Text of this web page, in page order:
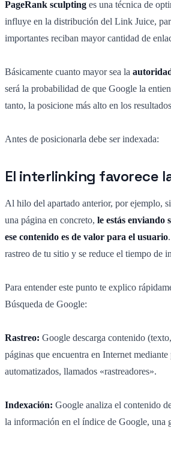
PageRank sculpting es una técnica de
influye en la distribución del Link Juice,
importantes reciban mayor cantidad de
Básicamente cuanto mayor sea la
será la probabilidad de que Google la
tanto, la posicione más alto en los
Antes de posicionarla debe ser indexada:
El interlinking favorece
Al hilo del apartado anterior, por ejemplo,
una página en concreto, le estás enviando
ese contenido es de valor para el usuario
rastreo de tu sitio y se reduce el tiempo de
Para entender este punto te explico
Búsqueda de Google:
Rastreo: Google descarga contenido
páginas que encuentra en Internet mediante
automatizados, llamados «rastreadores».
Indexación: Google analiza el contenido
la información en el índice de Google, una